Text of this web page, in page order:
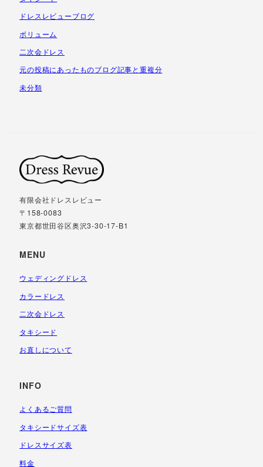
ドレスレビューブログ
ボリューム
二次会ドレス
元の投稿にあったものブログ記事と重複分
未分類
有限会社ドレスレビュー
〒158-0083
東京都世田谷区奥沢3-30-17-B1
MENU
ウェディングドレス
カラードレス
二次会ドレス
タキシード
お直しについて
INFO
よくあるご質問
タキシードサイズ表
ドレスサイズ表
料金